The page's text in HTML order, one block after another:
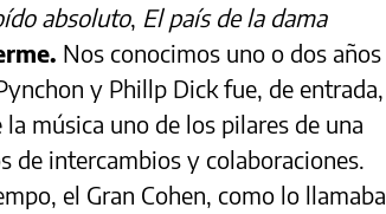
absoluto, El país de la dama
Nos conocimos uno o dos años
y Phillp Dick fue, de entrada,
música uno de los pilares de una
de intercambios y colaboraciones.
el Gran Cohen, como lo llamaba